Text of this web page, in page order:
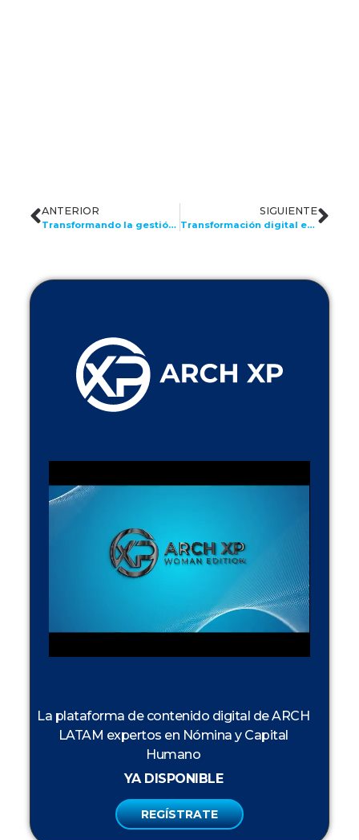
ANTERIOR
Transformando la gestión de nómina: El impacto de ARCH LATAM en el mercado
SIGUIENTE
Transformación digital en América Latina: El rol crucial de las tendencias de TI
La plataforma de contenido digital de ARCH
LATAM expertos en Nómina y Capital
Humano
YA DISPONIBLE
REGÍSTRATE